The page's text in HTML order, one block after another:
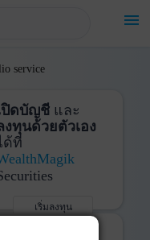
menu
ปิดบัญชีและ
งทุนด้วยตัวเอง
ด้ที่
เริ่มลงทุน